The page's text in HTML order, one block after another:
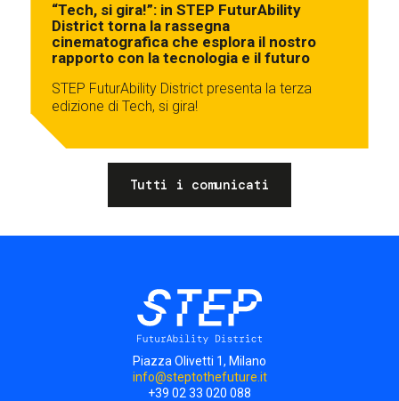
“Tech, si gira!”: in STEP FuturAbility
District torna la rassegna
cinematografica che esplora il nostro
rapporto con la tecnologia e il futuro
STEP FuturAbility District presenta la terza
edizione di Tech, si gira!
Tutti i comunicati
Piazza Olivetti 1, Milano
info@steptothefuture.it
+39 02 33 020 088